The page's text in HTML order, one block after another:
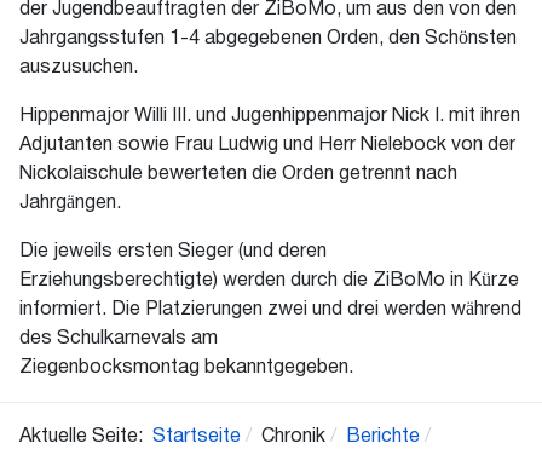
der Jugendbeauftragten der ZiBoMo, um aus den von den
Jahrgangsstufen 1-4 abgegebenen Orden, den Schönsten
auszusuchen.
Hippenmajor Willi III. und Jugenhippenmajor Nick I. mit ihren
Adjutanten sowie Frau Ludwig und Herr Nielebock von der
Nickolaischule bewerteten die Orden getrennt nach
Jahrgängen.
Die jeweils ersten Sieger (und deren
Erziehungsberechtigte) werden durch die ZiBoMo in Kürze
informiert. Die Platzierungen zwei und drei werden während
des Schulkarnevals am
Ziegenbocksmontag bekanntgegeben.
Aktuelle Seite: Startseite Chronik Berichte